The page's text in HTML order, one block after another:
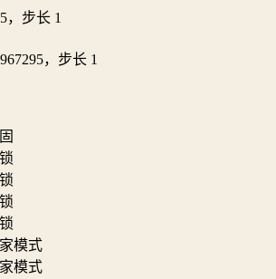
，步长 1
，步长 1
模式
模式